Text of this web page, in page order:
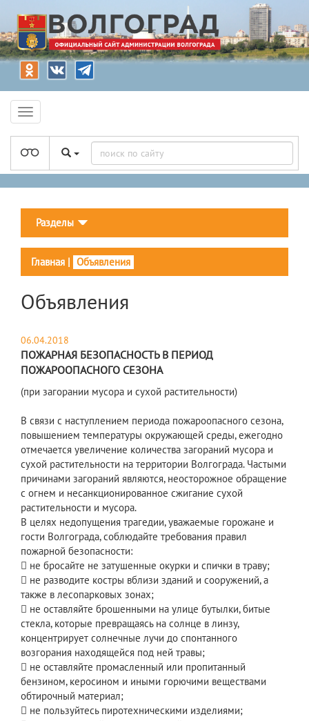
Разделы
Главная | Объявления
Объявления
06.04.2018
ПОЖАРНАЯ БЕЗОПАСНОСТЬ В ПЕРИОД
ПОЖАРООПАСНОГО СЕЗОНА
(при загорании мусора и сухой растительности)
В связи с наступлением периода пожароопасного сезона,
повышением температуры окружающей среды, ежегодно
отмечается увеличение количества загораний мусора и
сухой растительности на территории Волгограда. Частыми
причинами загораний являются, неосторожное обращение
с огнем и несанкционированное сжигание сухой
растительности и мусора.
В целях недопущения трагедии, уважаемые горожане и
гости Волгограда, соблюдайте требования правил
пожарной безопасности:
 не бросайте не затушенные окурки и спички в траву;
 не разводите костры вблизи зданий и сооружений, а
также в лесопарковых зонах;
 не оставляйте брошенными на улице бутылки, битые
стекла, которые превращаясь на солнце в линзу,
концентрирует солнечные лучи до спонтанного
возгорания находящейся под ней травы;
 не оставляйте промасленный или пропитанный
бензином, керосином и иными горючими веществами
обтирочный материал;
 не пользуйтесь пиротехническими изделиями;